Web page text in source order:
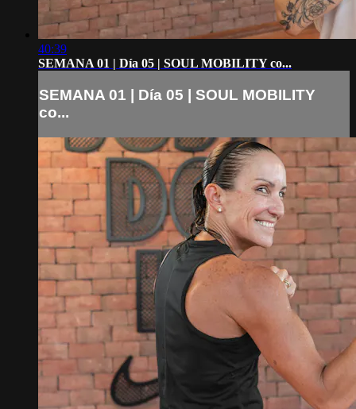
40:39
SEMANA 01 | Día 05 | SOUL MOBILITY co...
SEMANA 01 | Día 05 | SOUL MOBILITY
co...